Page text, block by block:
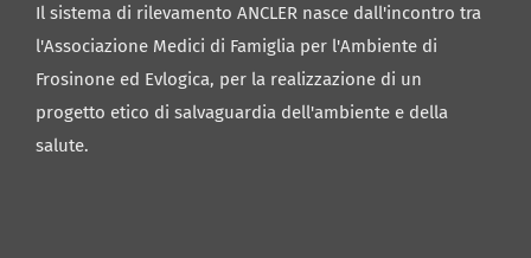
Il sistema di rilevamento ANCLER nasce dall'incontro tra
l'Associazione Medici di Famiglia per l'Ambiente di
Frosinone ed Evlogica, per la realizzazione di un
progetto etico di salvaguardia dell'ambiente e della
salute.